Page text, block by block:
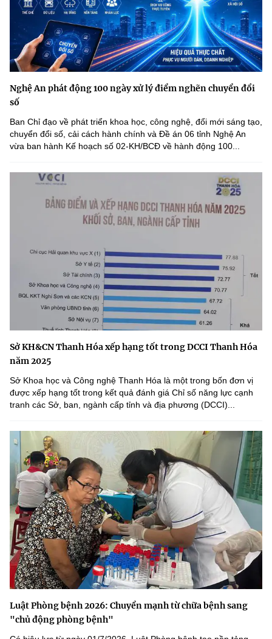
Nghệ An phát động 100 ngày xử lý điểm nghẽn chuyển đổi
số
Ban Chỉ đạo về phát triển khoa học, công nghệ, đổi mới sáng tạo,
chuyển đổi số, cải cách hành chính và Đề án 06 tỉnh Nghệ An
vừa ban hành Kế hoạch số 02-KH/BCĐ về hành động 100...
Sở KH&CN Thanh Hóa xếp hạng tốt trong DCCI Thanh Hóa
năm 2025
Sở Khoa học và Công nghệ Thanh Hóa là một trong bốn đơn vị
được xếp hạng tốt trong kết quả đánh giá Chỉ số năng lực cạnh
tranh các Sở, ban, ngành cấp tỉnh và địa phương (DCCI)...
Luật Phòng bệnh 2026: Chuyển mạnh từ chữa bệnh sang
"chủ động phòng bệnh"